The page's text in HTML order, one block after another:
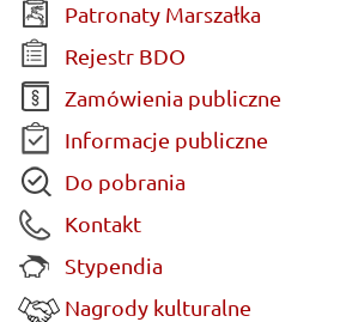
Patronaty Marszałka
Rejestr BDO
Zamówienia publiczne
Informacje publiczne
Do pobrania
Kontakt
Stypendia
Nagrody kulturalne